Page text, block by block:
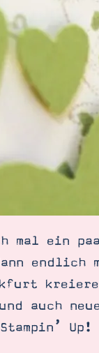
mal ein
endlich
auch